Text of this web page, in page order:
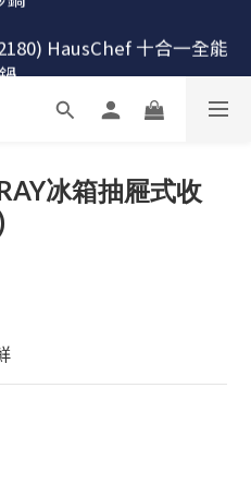
萬用鍋才有送獨家食譜！
Arnest 武 Rn 輕量雙口鐵
鍋
冰箱抽屜式收